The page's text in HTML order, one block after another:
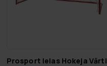
Prosport Ielas Hokeja Vārti